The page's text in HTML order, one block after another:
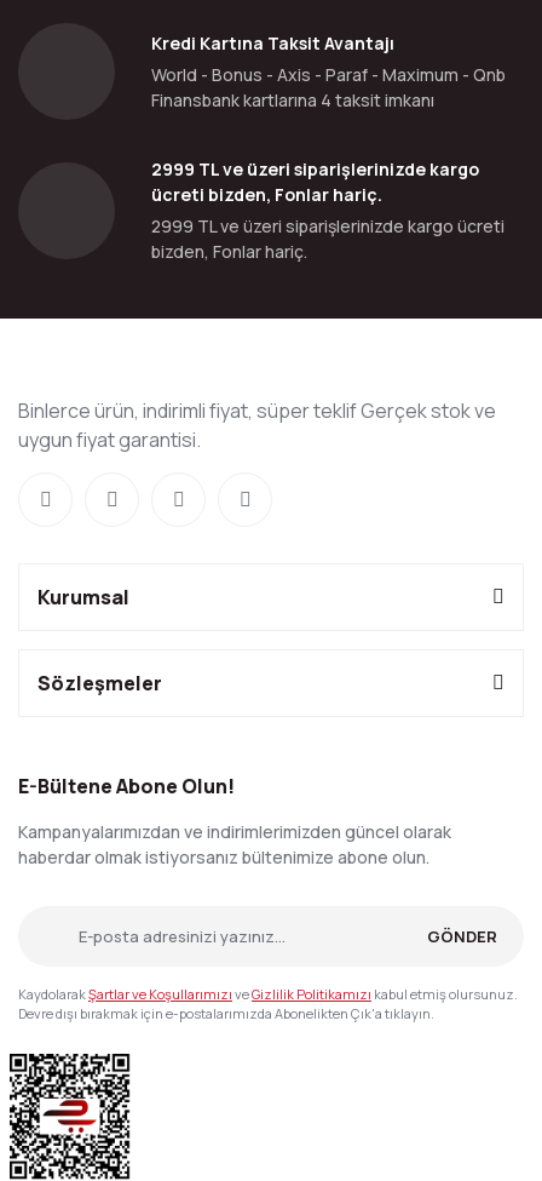
Kredi Kartına Taksit Avantajı
World - Bonus - Axis - Paraf - Maximum - Qnb
Finansbank kartlarına 4 taksit imkanı
2999 TL ve üzeri siparişlerinizde kargo
ücreti bizden, Fonlar hariç.
2999 TL ve üzeri siparişlerinizde kargo ücreti
bizden, Fonlar hariç.
Binlerce ürün, indirimli fiyat, süper teklif Gerçek stok ve
uygun fiyat garantisi.
Kurumsal
Sözleşmeler
E-Bültene Abone Olun!
Kampanyalarımızdan ve indirimlerimizden güncel olarak
haberdar olmak istiyorsanız bültenimize abone olun.
GÖNDER
KaydolarakŞartlar ve Koşullarımızı veGizlilik Politikamızı kabul etmiş olursunuz.
Devre dışı bırakmak için e-postalarımızda Abonelikten Çık'a tıklayın.